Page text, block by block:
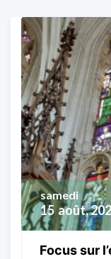
15 août,
samedi
Focus sur